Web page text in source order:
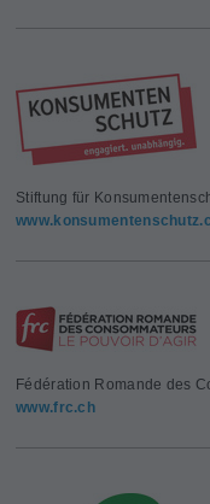
Stiftung für
Fédération Romande des
www.frc.ch